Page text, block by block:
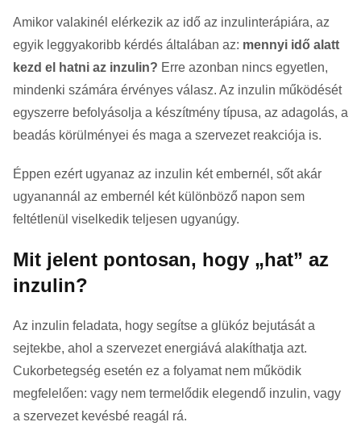
Amikor valakinél elérkezik az idő az inzulinterápiára, az
egyik leggyakoribb kérdés általában az: mennyi idő alatt
kezd el hatni az inzulin? Erre azonban nincs egyetlen,
mindenki számára érvényes válasz. Az inzulin működését
egyszerre befolyásolja a készítmény típusa, az adagolás, a
beadás körülményei és maga a szervezet reakciója is.
Éppen ezért ugyanaz az inzulin két embernél, sőt akár
ugyanannál az embernél két különböző napon sem
feltétlenül viselkedik teljesen ugyanúgy.
Mit jelent pontosan, hogy „hat” az
inzulin?
Az inzulin feladata, hogy segítse a glükóz bejutását a
sejtekbe, ahol a szervezet energiává alakíthatja azt.
Cukorbetegség esetén ez a folyamat nem működik
megfelelően: vagy nem termelődik elegendő inzulin, vagy
a szervezet kevésbé reagál rá.